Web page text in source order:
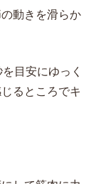
動きを滑らか
目安にゆっく
るところでキ